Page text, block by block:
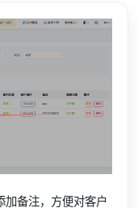
加备注，方便对客户